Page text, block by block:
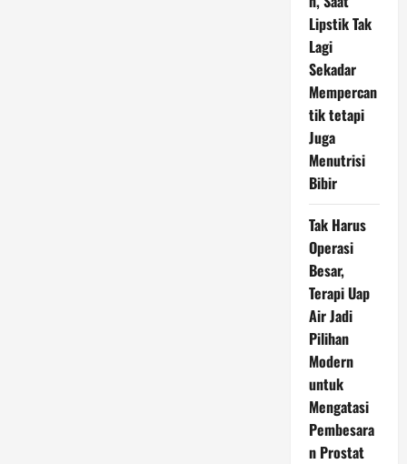
Lipstik Tak
Lagi
Sekadar
Mempercan
tik tetapi
Juga
Menutrisi
Bibir
Tak Harus
Operasi
Besar,
Terapi Uap
Air Jadi
Pilihan
Modern
untuk
Mengatasi
Pembesara
n Prostat